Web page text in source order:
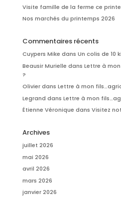
Visite famille de la ferme ce
Nos marchés du printemps 2026
Commentaires récents
Cuypers Mike dans Un colis de 10
Beausir Murielle dans Lettre à
?
Olivierdans Lettre à mon
Legrand dans Lettre à mon
Étienne Véronique dans Visitez
Archives
juillet 2026
mai 2026
avril 2026
mars 2026
janvier 2026